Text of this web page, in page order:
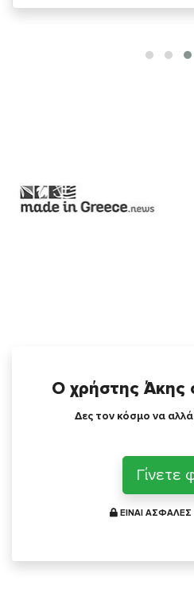
Ο χρήστης Άκης
Δες τον κόσμο να
Γίνετε
ΕΙΝΑΙ ΑΣΦΑΛΕΣ